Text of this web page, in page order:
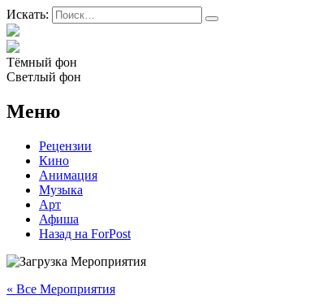
Искать:
Тёмный фон
Светлый фон
Меню
Рецензии
Кино
Анимация
Музыка
Арт
Афиша
Назад на ForPost
« Все Мероприятия